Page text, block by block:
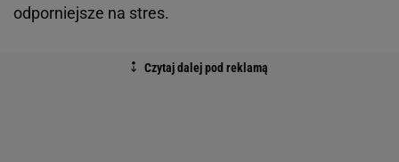
odporniejsze na stres.